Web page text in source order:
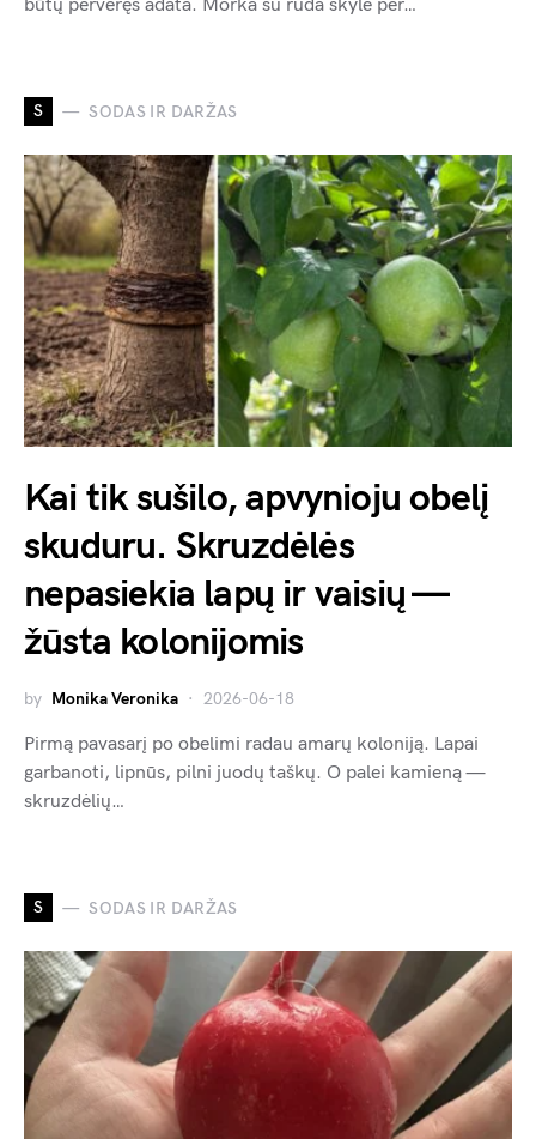
būtų pervėręs adata. Morka su ruda skyle per…
S SODAS IR DARŽAS
Kai tik sušilo, apvynioju obelį
skuduru. Skruzdėlės
nepasiekia lapų ir vaisių —
žūsta kolonijomis
by Monika Veronika 2026-06-18
Pirmą pavasarį po obelimi radau amarų koloniją. Lapai
garbanoti, lipnūs, pilni juodų taškų. O palei kamieną —
skruzdėlių…
S SODAS IR DARŽAS